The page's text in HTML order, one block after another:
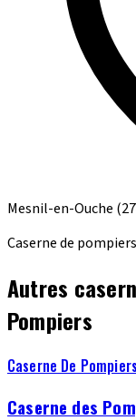
Mesnil-en-Ouche
Caserne de pompiers
Autres
Pompiers
Caserne De Pompiers
Caserne des